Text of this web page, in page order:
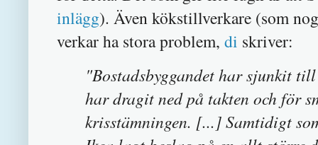
inlägg). Även kökstillverkare (som
verkar ha stora problem, di skriver:
"Bostadsbyggandet har sjunkit
har dragit ned på takten och för
krisstämningen. [...] Samtidigt